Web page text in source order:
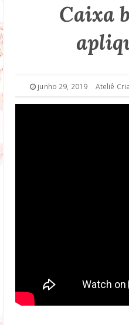
DROP DOWN
FASHION
Caixa
junho 29, 2019 Ateliê